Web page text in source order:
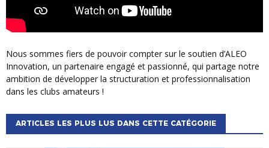
Nous sommes fiers de pouvoir compter sur le soutien d’ALEO
Innovation, un partenaire engagé et passionné, qui partage notre
ambition de développer la structuration et professionnalisation
dans les clubs amateurs !
ARTICLES LES PLUS LUS DANS CETTE CATÉGORIE